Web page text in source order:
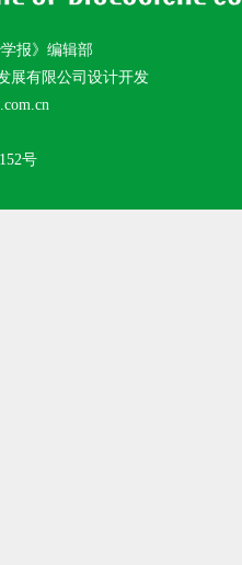
报》编辑部
展有限公司设计开发
号